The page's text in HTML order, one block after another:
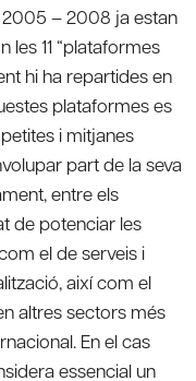
2005 – 2008 ja estan
les 11 “plataformes
hi ha repartides en
plataformes es
i mitjanes
part de la seva
entre els
de potenciar les
el de serveis i
així com el
altres sectors més
En el cas
essencial un